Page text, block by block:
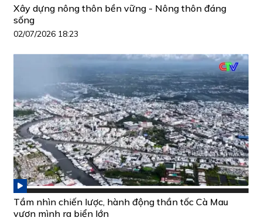
Xây dựng nông thôn bền vững - Nông thôn đáng
sống
02/07/2026 18:23
Tầm nhìn chiến lược, hành động thần tốc Cà Mau
vươn mình ra biển lớn